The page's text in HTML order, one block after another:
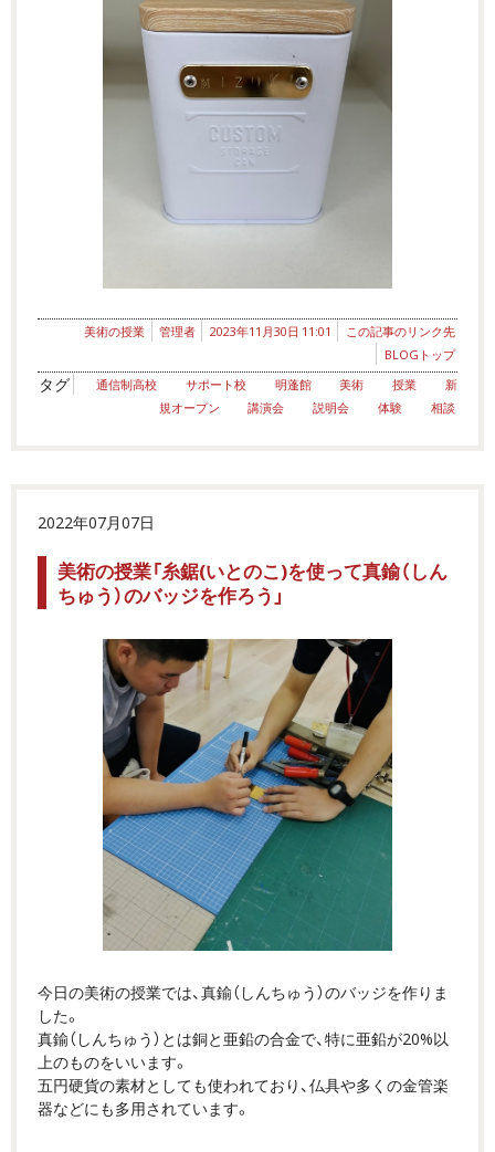
美術の授業 管理者 2023年11月30日 11:01
この記事のリンク先
BLOGトップ
タグ 通信制高校 サポート校 明蓬館 美術 授業
新
規オープン
講演会 説明会 体験 相談
2022年07月07日
美術の授業「糸鋸(いとのこ)を使って真鍮（しん
ちゅう）のバッジを作ろう」
今日の美術の授業では、真鍮（しんちゅう）のバッジを作りま
した。
真鍮（しんちゅう）とは銅と亜鉛の合金で、特に亜鉛が20%以
上のものをいいます。
五円硬貨の素材としても使われており、仏具や多くの金管楽
器などにも多用されています。